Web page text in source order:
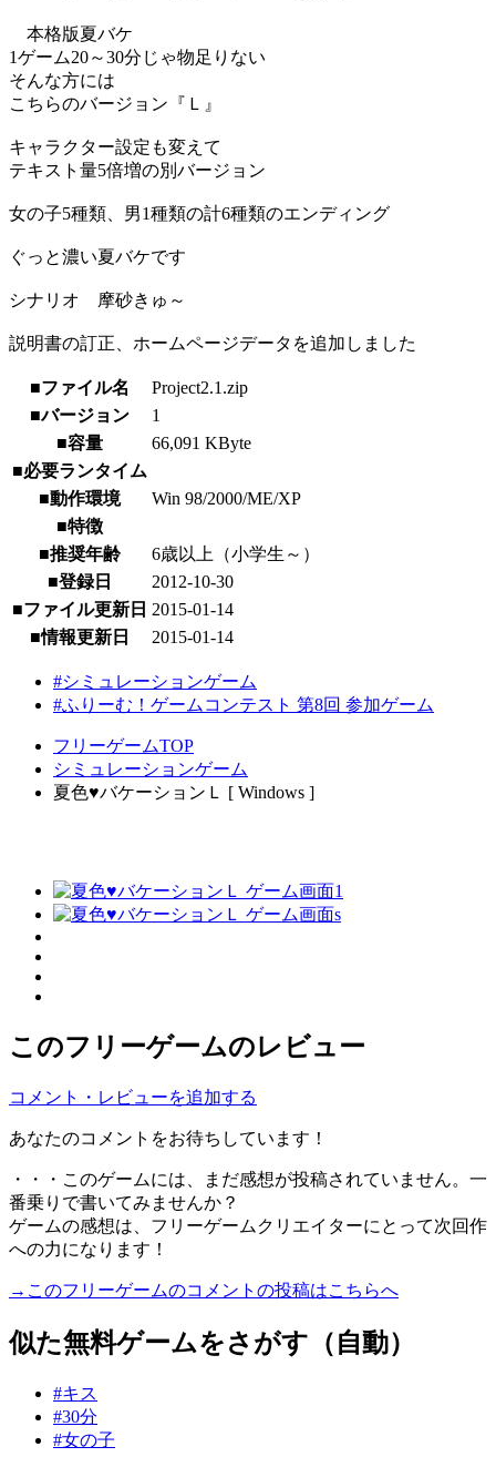
本格版夏バケ
1ゲーム20～30分じゃ物足りない
そんな方には
こちらのバージョン『Ｌ』
キャラクター設定も変えて
テキスト量5倍増の別バージョン
女の子5種類、男1種類の計6種類のエンディング
ぐっと濃い夏バケです
シナリオ 摩砂きゅ～
説明書の訂正、ホームページデータを追加しました
■ファイル名
Project2.1.zip
■バージョン
1
■容量
66,091 KByte
■必要ランタイム
■動作環境
Win 98/2000/ME/XP
■特徴
■推奨年齢
6歳以上（小学生～）
■登録日
2012-10-30
■ファイル更新日 2015-01-14
■情報更新日
2015-01-14
#シミュレーションゲーム
#ふりーむ！ゲームコンテスト 第8回 参加ゲーム
フリーゲームTOP
シミュレーションゲーム
夏色♥バケーションＬ [ Windows ]
このフリーゲームのレビュー
コメント・レビューを追加する
あなたのコメントをお待ちしています！
・・・このゲームには、まだ感想が投稿されていません。一
番乗りで書いてみませんか？
ゲームの感想は、フリーゲームクリエイターにとって次回作
への力になります！
→このフリーゲームのコメントの投稿はこちらへ
似た無料ゲームをさがす（自動）
#キス
#30分
#女の子